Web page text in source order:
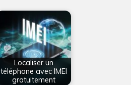
Localiser un
téléphone avec IMEI
gratuitement